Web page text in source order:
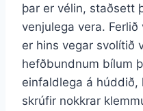
þar er vélin, staðsett
venjulega vera.
er hins vegar svolítið
hefðbundnum bílum
einfaldlega á húddið,
skrúfir nokkrar